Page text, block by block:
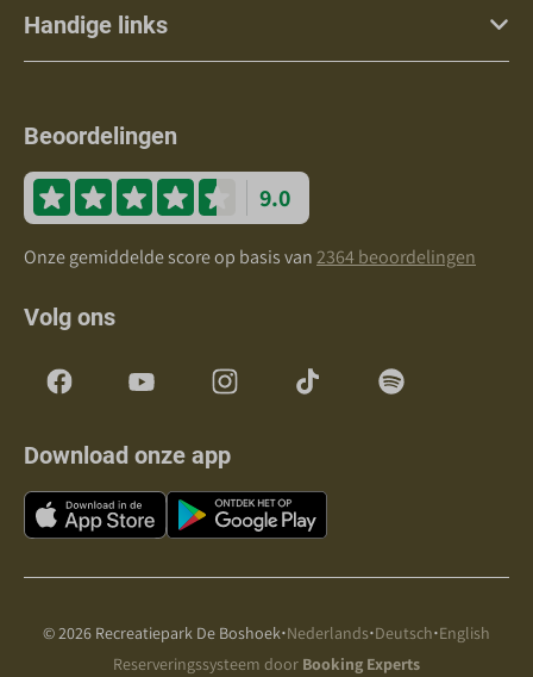
Handige links
Beoordelingen
9.0
Onze gemiddelde score op basis van2364 beoordelingen
Volg ons
Download onze app
© 2026 Recreatiepark De Boshoek·Nederlands·Deutsch·English
Reserveringssysteem door Booking Experts